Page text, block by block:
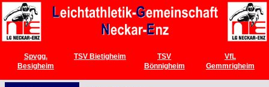
Spvgg.
Besigheim
TSV Bietigheim
TSV
Bönnigheim
VfL
Gemmrigheim